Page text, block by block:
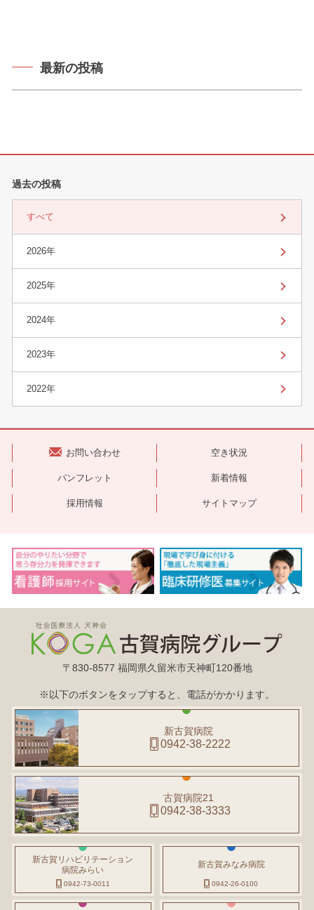
過去の投稿
すべて
2026年
2025年
2024年
2023年
2022年
最新の投稿
お問い合わせ 空き状況
パンフレット 新着情報
採用情報 サイトマップ
〒830-8577 福岡県久留米市天神町120番地
※以下のボタンをタップすると、電話がかかります。
新古賀病院
0942-38-2222
古賀病院21
0942-38-3333
新古賀リハビリテーション
病院みらい
0942-73-0011
新古賀みなみ病院
0942-26-0100